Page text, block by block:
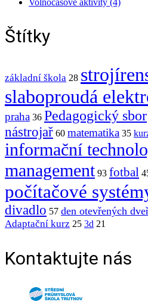
Volnočasové aktivity (4)
Štítky
základní škola 28
slaboproudá
praha 36 Pedagogický sbor
nástrojař 60 matematika 35
informační
management 93 fotbal
počítačové
divadlo 57 den otevřených
Adaptační kurz 25 3d 21
Kontaktujte nás